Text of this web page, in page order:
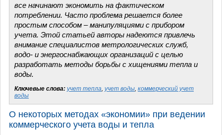
все начинают экономить на фактическом
потреблении. Часто проблема решается более
простым способом – манипуляциями с прибором
учета. Этой статьей авторы надеются привлечь
внимание специалистов метрологических служб,
водо- и энергоснабжающих организаций с целью
разработать методы борьбы с хищениями тепла и
воды.
Ключевые слова: учет тепла, учет воды, коммерческий учет
воды
О некоторых методах «экономии» при ведении
коммерческого учета воды и тепла